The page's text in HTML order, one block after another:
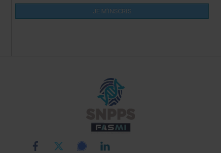
JE M'INSCRIS
Back
To
Top